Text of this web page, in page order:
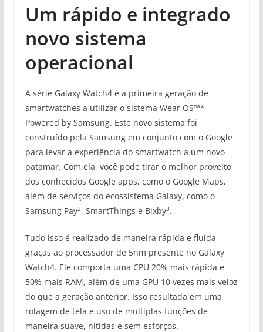
Um rápido e integrado
novo sistema
operacional
A série Galaxy Watch4 é a primeira geração de
smartwatches a utilizar o sistema Wear OS™️*
Powered by Samsung. Este novo sistema foi
construído pela Samsung em conjunto com o Google
para levar a experiência do smartwatch a um novo
patamar. Com ela, você pode tirar o melhor proveito
dos conhecidos Google apps, como o Google Maps,
além de serviços do ecossistema Galaxy, como o
Samsung Pay2, SmartThings e Bixby3.
Tudo isso é realizado de maneira rápida e fluída
graças ao processador de 5nm presente no Galaxy
Watch4. Ele comporta uma CPU 20% mais rápida e
50% mais RAM, além de uma GPU 10 vezes mais veloz
do que a geração anterior. Isso resultada em uma
rolagem de tela e uso de multiplas funções de
maneira suave, nítidas e sem esforços.